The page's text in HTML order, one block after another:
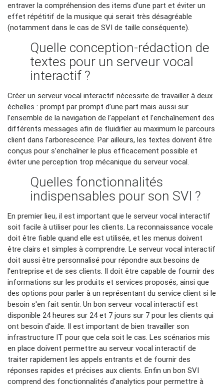
entraver la compréhension des items d’une part et éviter un
effet répétitif de la musique qui serait très désagréable
(notamment dans le cas de SVI de taille conséquente).
Quelle conception-rédaction de
textes pour un serveur vocal
interactif ?
Créer un serveur vocal interactif nécessite de travailler à deux
échelles : prompt par prompt d’une part mais aussi sur
l’ensemble de la navigation de l’appelant et l’enchaînement des
différents messages afin de fluidifier au maximum le parcours
client dans l’arborescence. Par ailleurs, les textes doivent être
conçus pour s’enchaîner le plus efficacement possible et
éviter une perception trop mécanique du serveur vocal.
Quelles fonctionnalités
indispensables pour son SVI ?
En premier lieu, il est important que le serveur vocal interactif
soit facile à utiliser pour les clients. La reconnaissance vocale
doit être fiable quand elle est utilisée, et les menus doivent
être clairs et simples à comprendre. Le serveur vocal interactif
doit aussi être personnalisé pour répondre aux besoins de
l'entreprise et de ses clients. Il doit être capable de fournir des
informations sur les produits et services proposés, ainsi que
des options pour parler à un représentant du service client si le
besoin s'en fait sentir. Un bon serveur vocal interactif est
disponible 24 heures sur 24 et 7 jours sur 7 pour les clients qui
ont besoin d'aide. Il est important de bien travailler son
infrastructure IT pour que cela soit le cas. Les scénarios mis
en place doivent permettre au serveur vocal interactif de
traiter rapidement les appels entrants et de fournir des
réponses rapides et précises aux clients. Enfin un bon SVI
comprend des fonctionnalités d'analytics pour permettre à